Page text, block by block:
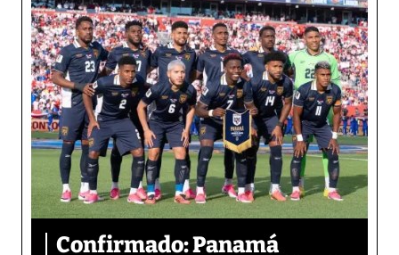
Confirmado: Panamá